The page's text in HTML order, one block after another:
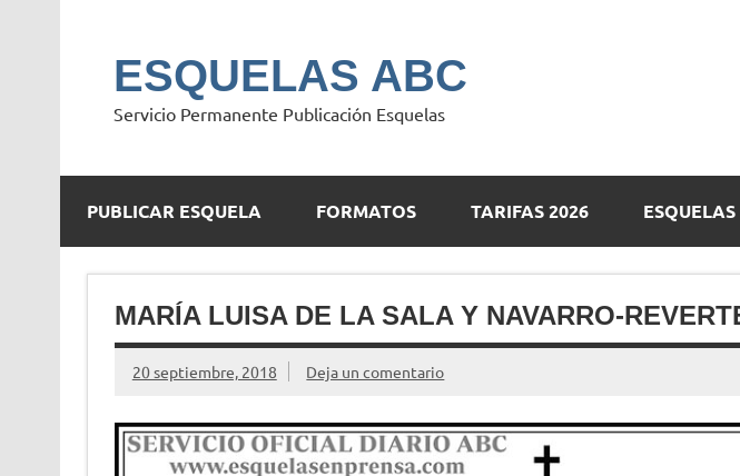
ESQUELAS ABC
Servicio Permanente Publicación Esquelas
PUBLICAR ESQUELA FORMATOS TARIFAS 2026
MARÍA LUISA DE LA SALA Y NAVARRO-
20 septiembre, 2018 Deja un comentario